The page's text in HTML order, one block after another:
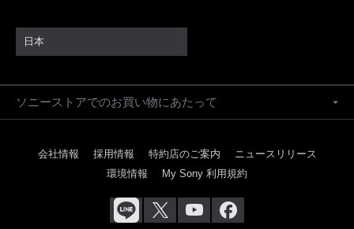
日本
ソニーストアでのお買い物にあたって
会社情報 採用情報 特約店のご案内
ニュースリリース
環境情報
My Sony 利用規約